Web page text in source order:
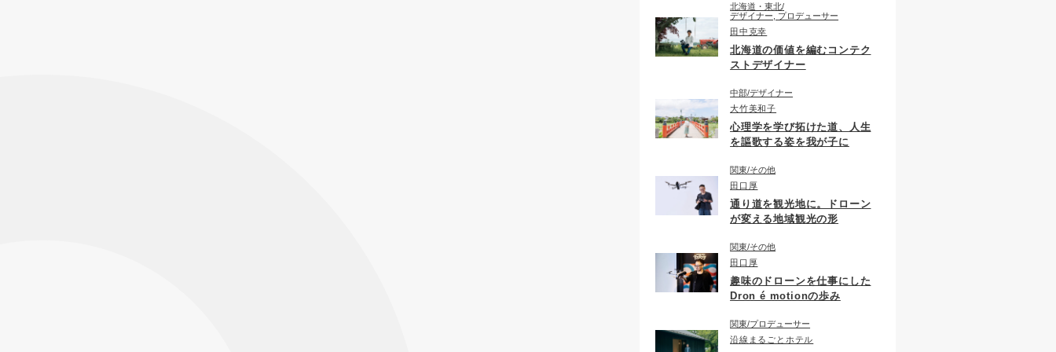
北海道・東北
デザイナー, プロデューサー
田中克幸
北海道の価値を編むコンテク
ストデザイナー
中部 デザイナー
大竹美和子
心理学を学び拓けた道、人生
を謳歌する姿を我が子に
関東 その他
田口厚
通り道を観光地に。ドローン
が変える地域観光の形
関東 その他
田口厚
趣味のドローンを仕事にした
Dron é motionの歩み
関東 プロデューサー
沿線まるごとホテル